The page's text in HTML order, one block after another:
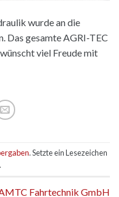
wurde an die
Das gesamte AGRI-TEC
viel Freude mit
. Setzte ein Lesezeichen
.
Fahrtechnik GmbH